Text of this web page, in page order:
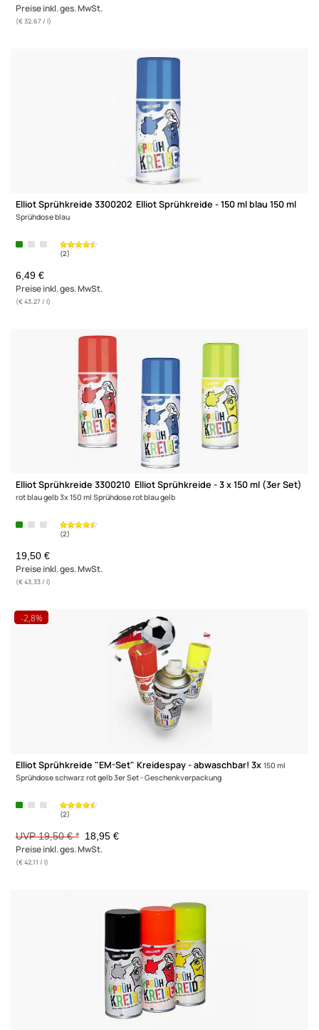
Elliot Sprühkreide 3300200 Elliot Sprühkreide - 150 ml rot 150
UVP 6,49 € *ab 4,90 €
Preise inkl. ges. MwSt.
Elliot Sprühkreide 3300202 Elliot Sprühkreide - 150 ml blau 150
6,49 €
Preise inkl. ges. MwSt.
rot blau gelb 3x 150 ml Sprühdose rot blau gelb
19,50 €
Preise inkl. ges. MwSt.
(€ 43,33 / l)